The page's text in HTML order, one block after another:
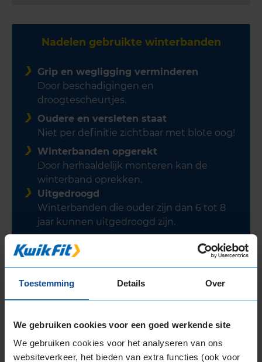
Toestemming Details Over
We gebruiken cookies voor een goed werkende site
We gebruiken cookies voor het analyseren van ons
websiteverkeer, het bieden van extra functies (ook voor
Nadelen gebruikte winterbanden
Grip en wegligging verminderen
Door beschadigingen en
droogtescheurtjes.
Oudere en versleten staat
Niet per definitie zichtbaar met blote oog!
Winterbanden opgerekt
Door herhaaldelijk monteren kan de
winterband oprekken.
Uitgedroogd
Winterbanden die ouder zijn dan 6 tot 8
jaar kunnen uitgedroogd zijn.
Bij een profieldiepte kleiner dan 4 mm.
verrassingen te staan en kies
voor nieuwe in plaats van voor
gebruikte winterbanden. Zo